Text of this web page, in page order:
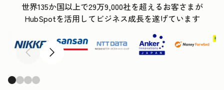
世界135か国以上で29万9,000社を超えるお客さまが
HubSpotを活用してビジネス成長を遂げています
前へ 次へ